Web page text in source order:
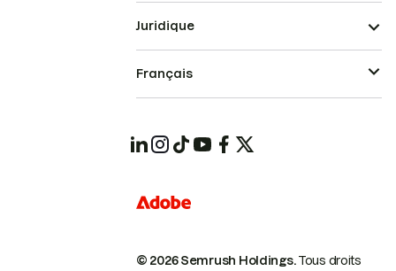
© 2026 Semrush Holdings.Tous droits
Juridique
Français